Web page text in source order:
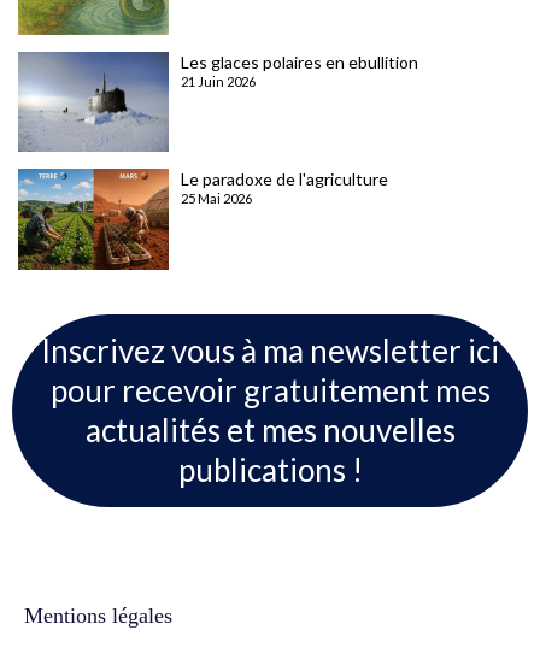
Les glaces polaires en ebullition
21 Juin 2026
Le paradoxe de l'agriculture
25 Mai 2026
Inscrivez vous à ma newsletter ici
pour recevoir gratuitement mes
actualités et mes nouvelles
publications !
Mentions légales